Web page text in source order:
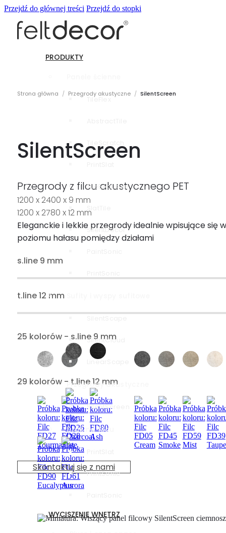
Przejdź do głównej treści Przejdź do stopki
PRODUKTY
TileFlex
TileExclusive
SilentDecor
SilentCloud
LinearScape
Przegrody akustyczne
SilentScreen
Druk na filcu
PrintSonic
WYCISZENIE WNĘTRZ
Strona główna / Przegrody akustyczne / SilentScreen
SilentScreen
Przegrody z filcu akustycznego PET
1200 x 2400 x 9 mm
1200 x 2780 x 12 mm
Eleganckie i lekkie przegrody idealnie wpisujące
poziomu hałasu pomiędzy działami
s.line 9 mm
t.line 12 mm
25 kolorów - s.line 9 mm
29 kolorów - t.line 12 mm
Skontaktuj się z nami